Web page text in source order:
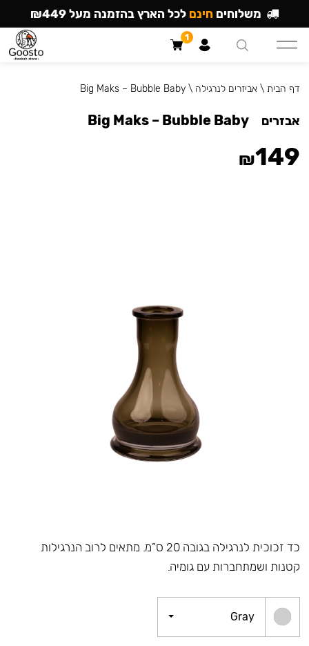
כד זכוכית לנרגילה בגובה 20 ס”מ. מתאים לרוב הנרגילות
קטנות ושמתחברות עם גומיה.
Gray
דף הבית \אביזרים לנרגילה \
Big Maks – Bubble Baby
אבזרים Big Maks – Bubble Baby
₪149
משלוחים חינם לכל הארץ בהזמנה מעל ₪449
1